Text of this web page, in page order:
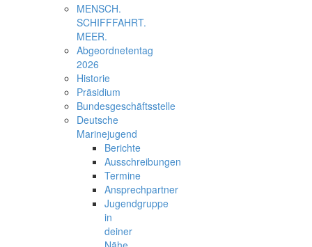
MENSCH.
SCHIFFFAHRT.
MEER.
Abgeordnetentag
2026
Historie
Präsidium
Bundesgeschäftsstelle
Deutsche
Marinejugend
Berichte
Ausschreibungen
Termine
Ansprechpartner
Jugendgruppe
in
deiner